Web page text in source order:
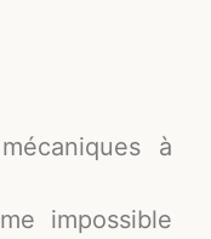
à
impossible